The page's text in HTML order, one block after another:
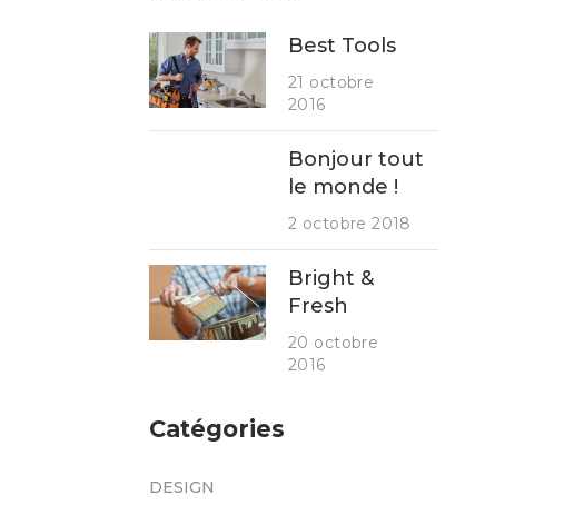
Best Tools
21 octobre
2016
Bonjour tout
le monde !
2 octobre 2018
Bright &
Fresh
20 octobre
2016
Catégories
DESIGN